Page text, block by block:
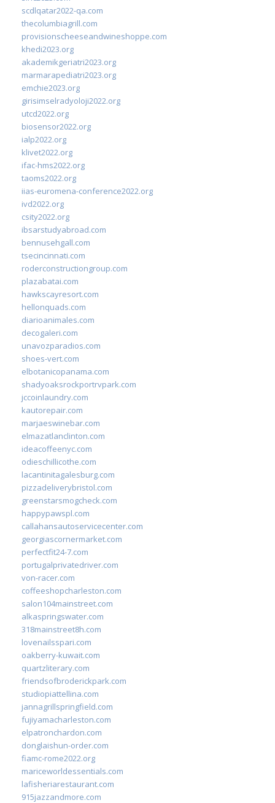
scdlqatar2022-qa.com
thecolumbiagrill.com
provisionscheeseandwineshoppe.com
khedi2023.org
akademikgeriatri2023.org
marmarapediatri2023.org
emchie2023.org
girisimselradyoloji2022.org
utcd2022.org
biosensor2022.org
ialp2022.org
klivet2022.org
ifac-hms2022.org
taoms2022.org
iias-euromena-conference2022.org
ivd2022.org
csity2022.org
ibsarstudyabroad.com
bennusehgall.com
tsecincinnati.com
roderconstructiongroup.com
plazabatai.com
hawkscayresort.com
hellonquads.com
diarioanimales.com
decogaleri.com
unavozparadios.com
shoes-vert.com
elbotanicopanama.com
shadyoaksrockportrvpark.com
jccoinlaundry.com
kautorepair.com
marjaeswinebar.com
elmazatlanclinton.com
ideacoffeenyc.com
odieschillicothe.com
lacantinitagalesburg.com
pizzadeliverybristol.com
greenstarsmogcheck.com
happypawspl.com
callahansautoservicecenter.com
georgiascornermarket.com
perfectfit24-7.com
portugalprivatedriver.com
von-racer.com
coffeeshopcharleston.com
salon104mainstreet.com
alkaspringswater.com
318mainstreet8h.com
lovenailsspari.com
oakberry-kuwait.com
quartzliterary.com
friendsofbroderickpark.com
studiopiattellina.com
jannagrillspringfield.com
fujiyamacharleston.com
elpatronchardon.com
donglaishun-order.com
fiamc-rome2022.org
mariceworldessentials.com
lafisheriarestaurant.com
915jazzandmore.com